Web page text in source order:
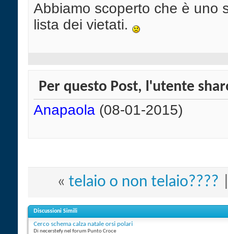
Abbiamo scoperto che è uno
lista dei vietati.
Per questo Post, l'utente
Anapaola (08-01-2015)
« telaio o non telaio????
Discussioni Simili
Cerco schema calza natale orsi polari
Di necerstefy nel forum Punto Croce